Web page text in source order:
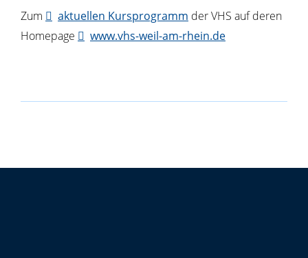
Zum aktuellen Kursprogramm der VHS auf deren
Homepage
www.vhs-weil-am-rhein.de